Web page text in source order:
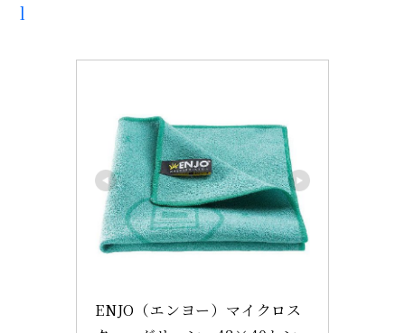
l
ENJO（エンヨー）マイクロス